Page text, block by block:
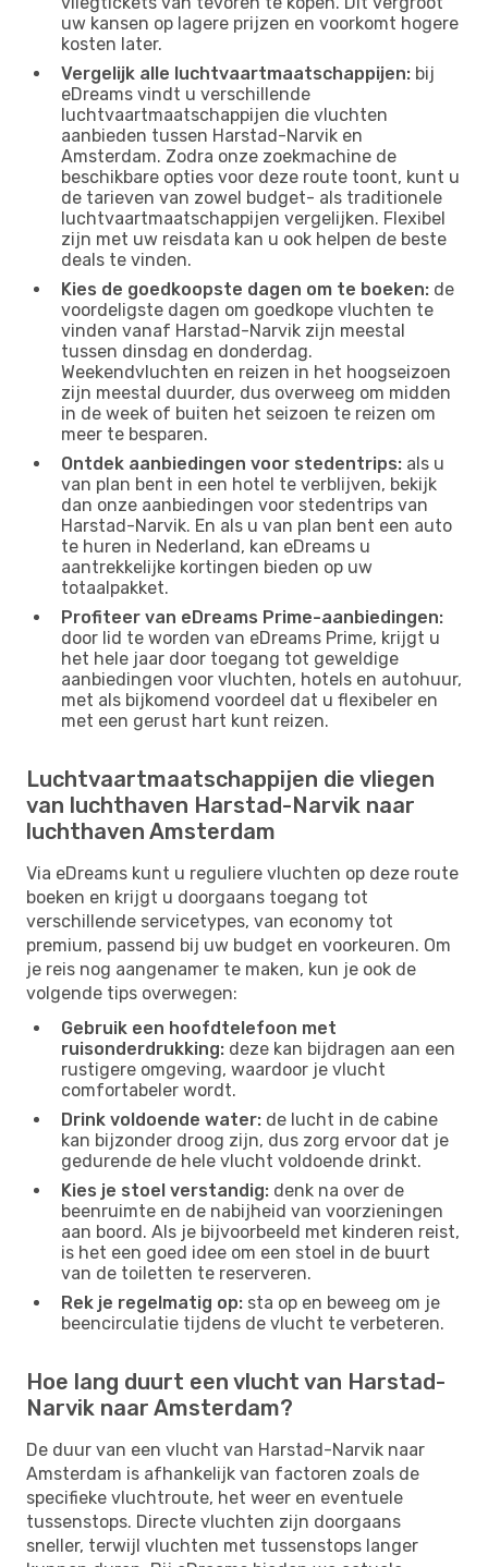
uw kansen op lagere prijzen en voorkomt hogere
kosten later.
Vergelijk alle luchtvaartmaatschappijen: bij
eDreams vindt u verschillende
luchtvaartmaatschappijen die vluchten
aanbieden tussen Harstad-Narvik en
Amsterdam. Zodra onze zoekmachine de
beschikbare opties voor deze route toont, kunt u
de tarieven van zowel budget- als traditionele
luchtvaartmaatschappijen vergelijken. Flexibel
zijn met uw reisdata kan u ook helpen de beste
deals te vinden.
Kies de goedkoopste dagen om te boeken: de
voordeligste dagen om goedkope vluchten te
vinden vanaf Harstad-Narvik zijn meestal
tussen dinsdag en donderdag.
Weekendvluchten en reizen in het hoogseizoen
zijn meestal duurder, dus overweeg om midden
in de week of buiten het seizoen te reizen om
meer te besparen.
Ontdek aanbiedingen voor stedentrips: als u
van plan bent in een hotel te verblijven, bekijk
dan onze aanbiedingen voor stedentrips van
Harstad-Narvik. En als u van plan bent een auto
te huren in Nederland, kan eDreams u
aantrekkelijke kortingen bieden op uw
totaalpakket.
Profiteer van eDreams Prime-aanbiedingen:
door lid te worden van eDreams Prime, krijgt u
het hele jaar door toegang tot geweldige
aanbiedingen voor vluchten, hotels en autohuur,
met als bijkomend voordeel dat u flexibeler en
met een gerust hart kunt reizen.
Luchtvaartmaatschappijen die vliegen
van luchthaven Harstad-Narvik naar
luchthaven Amsterdam
Via eDreams kunt u reguliere vluchten op deze route
boeken en krijgt u doorgaans toegang tot
verschillende servicetypes, van economy tot
premium, passend bij uw budget en voorkeuren. Om
je reis nog aangenamer te maken, kun je ook de
volgende tips overwegen:
Gebruik een hoofdtelefoon met
ruisonderdrukking: deze kan bijdragen aan een
rustigere omgeving, waardoor je vlucht
comfortabeler wordt.
Drink voldoende water: de lucht in de cabine
kan bijzonder droog zijn, dus zorg ervoor dat je
gedurende de hele vlucht voldoende drinkt.
Kies je stoel verstandig: denk na over de
beenruimte en de nabijheid van voorzieningen
aan boord. Als je bijvoorbeeld met kinderen reist,
is het een goed idee om een ​​stoel in de buurt
van de toiletten te reserveren.
Rek je regelmatig op: sta op en beweeg om je
beencirculatie tijdens de vlucht te verbeteren.
Hoe lang duurt een vlucht van Harstad-
Narvik naar Amsterdam?
De duur van een vlucht van Harstad-Narvik naar
Amsterdam is afhankelijk van factoren zoals de
specifieke vluchtroute, het weer en eventuele
tussenstops. Directe vluchten zijn doorgaans
sneller, terwijl vluchten met tussenstops langer